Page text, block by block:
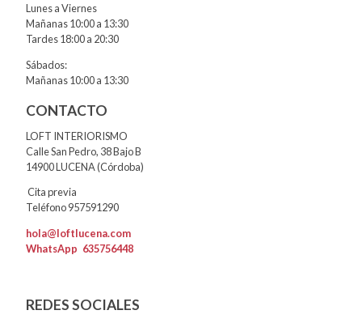
Lunes a Viernes
Mañanas 10:00 a 13:30
Tardes 18:00 a 20:30
Sábados:
Mañanas 10:00 a 13:30
CONTACTO
LOFT INTERIORISMO
Calle San Pedro, 38 Bajo B
14900 LUCENA (Córdoba)
Cita previa
Teléfono 957591290
hola@loftlucena.com
WhatsApp 635756448
REDES SOCIALES